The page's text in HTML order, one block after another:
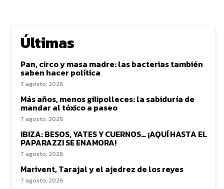
Últimas
Pan, circo y masa madre: las bacterias también
saben hacer política
7 agosto, 2026
Más años, menos gilipolleces: la sabiduría de
mandar al tóxico a paseo
7 agosto, 2026
IBIZA: BESOS, YATES Y CUERNOS… ¡AQUÍ HASTA EL
PAPARAZZI SE ENAMORA!
7 agosto, 2026
Marivent, Tarajal y el ajedrez de los reyes
7 agosto, 2026